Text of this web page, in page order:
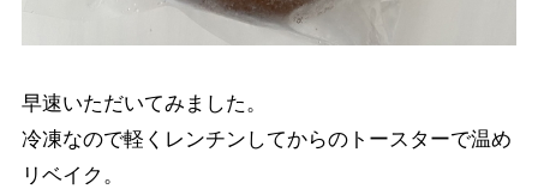
早速いただいてみました。
冷凍なので軽くレンチンしてからのトースターで温め
リベイク。